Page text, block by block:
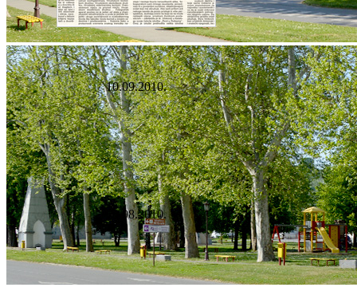
10.09.2010.
13.08.2010.